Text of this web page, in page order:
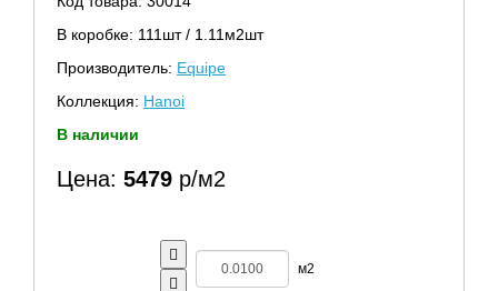
В коробке: 111шт / 1.11м2шт
Производитель: Equipe
Коллекция: Hanoi
В наличии
Цена: 5479 р/м2
м2